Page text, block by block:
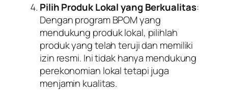
Pilih Produk Lokal yang Berkualitas:
Dengan program BPOM yang
mendukung produk lokal, pilihlah
produk yang telah teruji dan memiliki
izin resmi. Ini tidak hanya mendukung
perekonomian lokal tetapi juga
menjamin kualitas.